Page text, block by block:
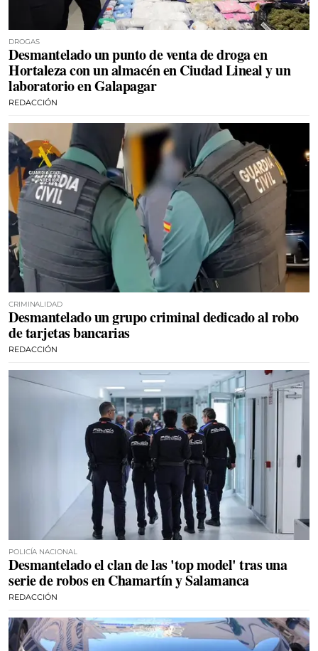
DROGAS
Desmantelado un punto de venta de droga en
Hortaleza con un almacén en Ciudad Lineal y un
laboratorio en Galapagar
REDACCIÓN
CRIMINALIDAD
Desmantelado un grupo criminal dedicado al robo
de tarjetas bancarias
REDACCIÓN
POLICÍA NACIONAL
Desmantelado el clan de las 'top model' tras una
serie de robos en Chamartín y Salamanca
REDACCIÓN